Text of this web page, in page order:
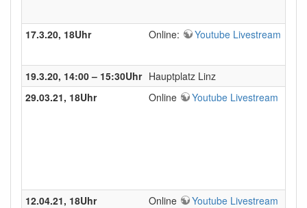
17.3.20, 18Uhr Online: Youtube Livestream
19.3.20, 14:00 – 15:30Uhr Hauptplatz Linz
29.03.21, 18Uhr
Online Youtube Livestream
12.04.21, 18Uhr Online Youtube Livestream